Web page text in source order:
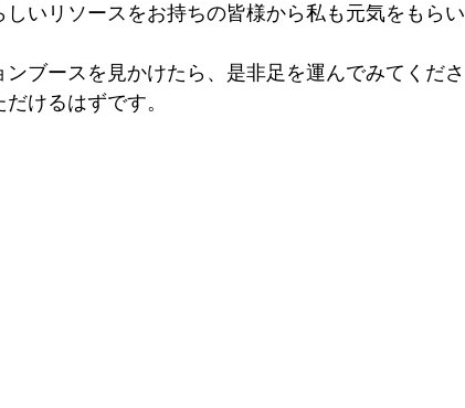
いリソースをお持ちの皆様から私も元気をもらい
ブースを見かけたら、是非足を運んでみてくださ
けるはずです。